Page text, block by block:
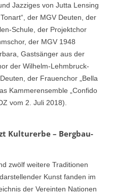
Jazziges von Jutta Lensing
der MGV Deuten, der
Schule, der Projektchor
der MGV 1948
Gastsänger aus der
der Wilhelm-Lehmbruck-
der Frauenchor „Bella
Kammerensemble „Confido
vom 2. Juli 2018).
Kulturerbe – Bergbau-
zwölf weitere Traditionen
Kunst fanden im
der Vereinten Nationen